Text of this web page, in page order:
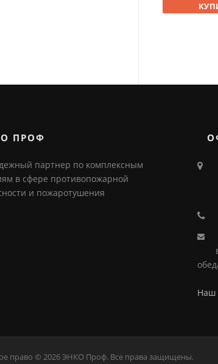
ПРОФ
партнер по комплексным
в сфере противопожарной
и пожаротушения
Наш
право © 2026 ЭНКО Проф. Все права защищены.